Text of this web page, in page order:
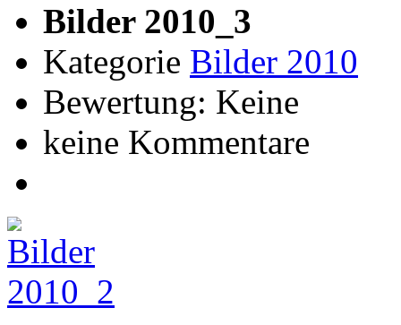
Bilder 2010_3
Kategorie Bilder 2010
Bewertung: Keine
keine Kommentare